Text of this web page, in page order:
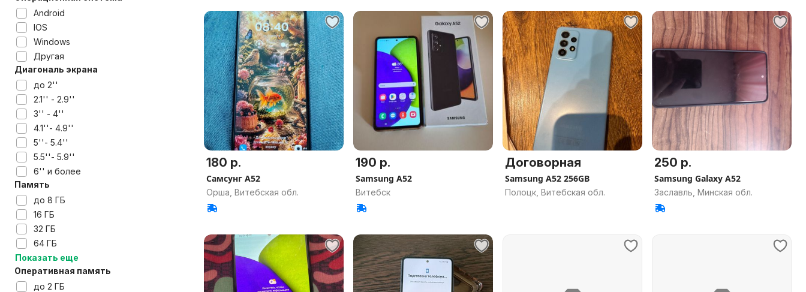
Android
IOS
Windows
Другая
Диагональ экрана
до 2''
2.1'' - 2.9''
3'' - 4''
4.1''- 4.9''
5''- 5.4''
5.5''- 5.9''
6'' и более
Память
до 8 ГБ
16 ГБ
32 ГБ
64 ГБ
Показать еще
Оперативная память
до 2 ГБ
180 р.
Самсунг А52
Орша, Витебская обл.
190 р.
Samsung A52
Витебск
Договорная
Samsung A52 256GB
Полоцк, Витебская обл.
250 р.
Samsung Galaxy A52
Заславль, Минская обл.